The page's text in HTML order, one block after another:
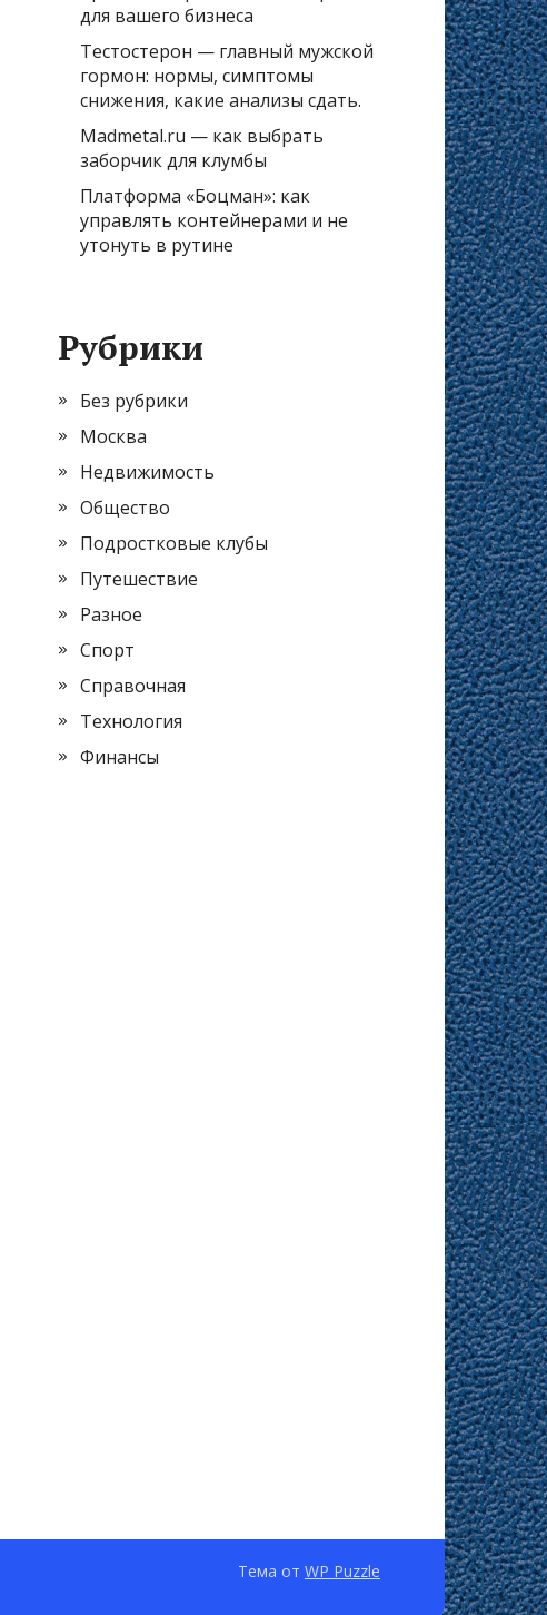
для вашего бизнеса
Тестостерон — главный мужской
гормон: нормы, симптомы
снижения, какие анализы сдать.
Madmetal.ru — как выбрать
заборчик для клумбы
Платформа «Боцман»: как
управлять контейнерами и не
утонуть в рутине
Рубрики
Без рубрики
Москва
Недвижимость
Общество
Подростковые клубы
Путешествие
Разное
Спорт
Справочная
Технология
Финансы
Тема от WP Puzzle